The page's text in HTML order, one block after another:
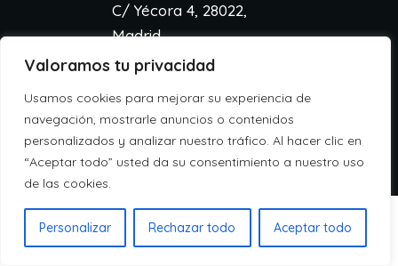
Valoramos tu privacidad
Usamos cookies para mejorar su experiencia de
navegación, mostrarle anuncios o contenidos
personalizados y analizar nuestro tráfico. Al hacer clic en
“Aceptar todo” usted da su consentimiento a nuestro uso
de las cookies.
Personalizar Rechazar todo Aceptar todo
C/ Yécora 4, 28022,
Madrid
info@aspa.cloud
+34 918 333 233
Aviso legal
Política de cookies
Política de privacidad